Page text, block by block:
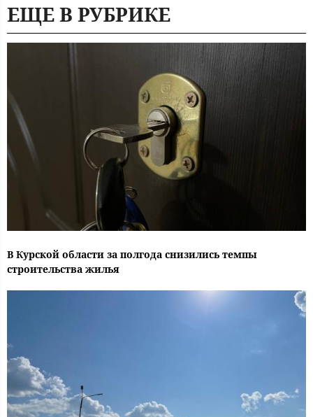
ЕЩЕ В РУБРИКЕ
В Курской области за полгода снизились темпы
строительства жилья